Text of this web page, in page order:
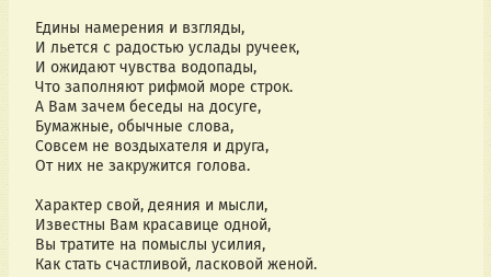
Едины намерения и взгляды,
И льется с радостью услады ручеек,
И ожидают чувства водопады,
Что заполняют рифмой море строк.
А Вам зачем беседы на досуге,
Бумажные, обычные слова,
Совсем не воздыхателя и друга,
От них не закружится голова.
Характер свой, деяния и мысли,
Известны Вам красавице одной,
Вы тратите на помыслы усилия,
Как стать счастливой, ласковой женой.